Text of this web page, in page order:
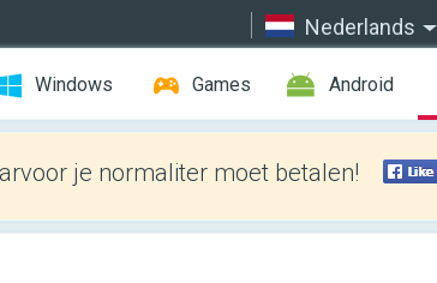
Nederlands
Windows Games Android
je normaliter moet betalen!